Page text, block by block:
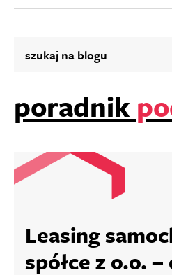
poradnik
Leasing
spółce z o.o. –